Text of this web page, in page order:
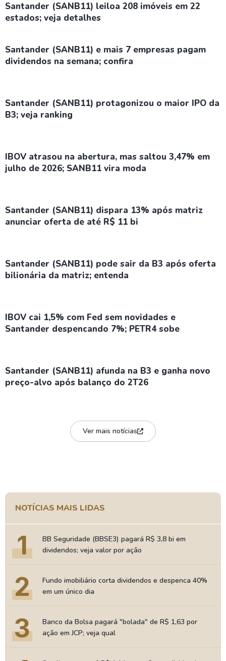
Santander (SANB11) leiloa 208 imóveis em 22
estados; veja detalhes
Santander (SANB11) e mais 7 empresas pagam
dividendos na semana; confira
Santander (SANB11) protagonizou o maior IPO da
B3; veja ranking
IBOV atrasou na abertura, mas saltou 3,47% em
julho de 2026; SANB11 vira moda
Santander (SANB11) dispara 13% após matriz
anunciar oferta de até R$ 11 bi
Santander (SANB11) pode sair da B3 após oferta
bilionária da matriz; entenda
IBOV cai 1,5% com Fed sem novidades e
Santander despencando 7%; PETR4 sobe
Santander (SANB11) afunda na B3 e ganha novo
preço-alvo após balanço do 2T26
Ver mais notícias
NOTÍCIAS MAIS LIDAS
1
BB Seguridade (BBSE3) pagará R$ 3,8 bi em
dividendos; veja valor por ação
2
Fundo imobiliário corta dividendos e despenca 40%
em um único dia
3
Banco da Bolsa pagará "bolada" de R$ 1,63 por
ação em JCP; veja qual